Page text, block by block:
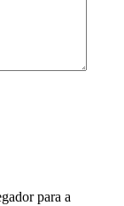
para a